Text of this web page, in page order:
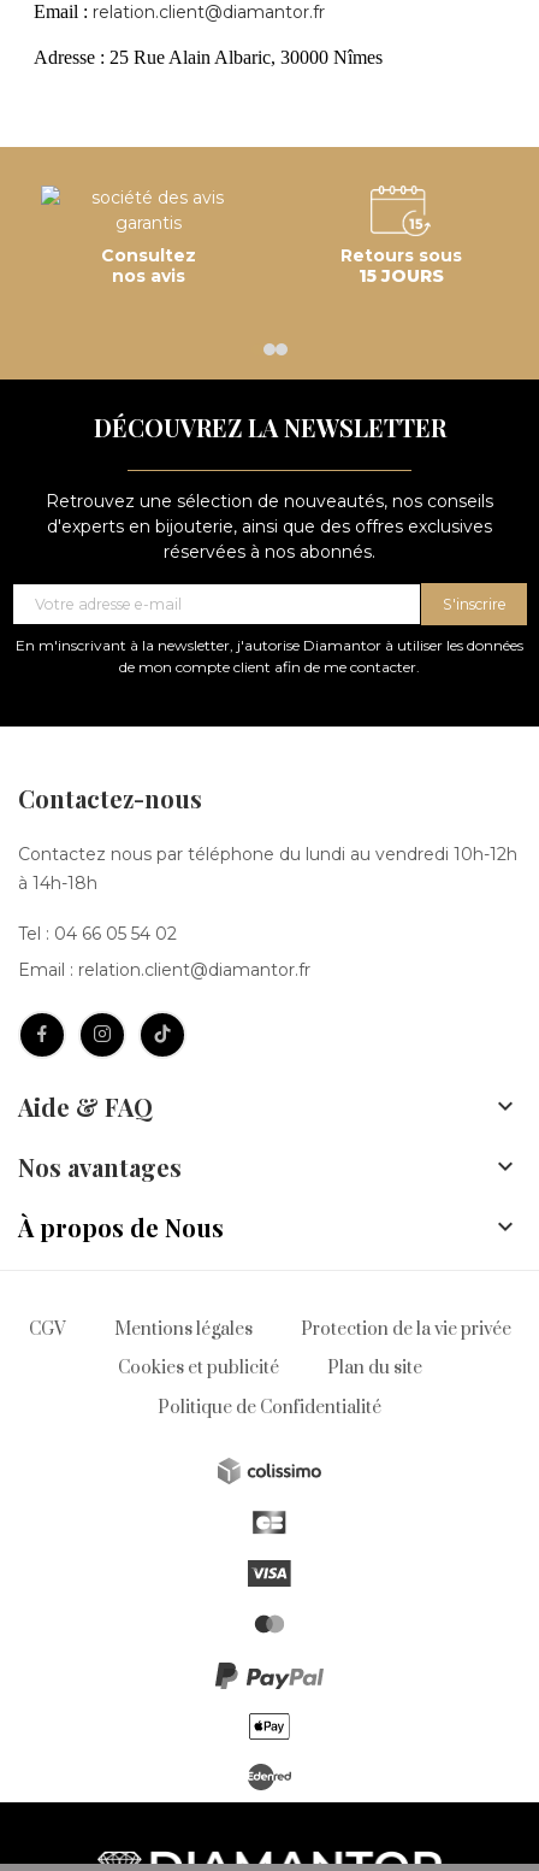
Email : relation.client@diamantor.fr
Adresse : 25 Rue Alain Albaric, 30000 Nîmes
Consultez
nos avis
Retours sous
15 JOURS
DÉCOUVREZ LA NEWSLETTER
Retrouvez une sélection de nouveautés, nos conseils
d'experts en bijouterie, ainsi que des offres exclusives
réservées à nos abonnés.
S'inscrire
En m'inscrivant à la newsletter, j'autorise Diamantor à utiliser les données
de mon compte client afin de me contacter.
Contactez-nous
Contactez nous par téléphone du lundi au vendredi 10h-12h
à 14h-18h
Tel : 04 66 05 54 02
Email : relation.client@diamantor.fr
Aide & FAQ 
Nos avantages 
À propos de Nous 
CGV Mentions légales
Protection de la vie privée
Cookies et publicité
Plan du site
Politique de Confidentialité